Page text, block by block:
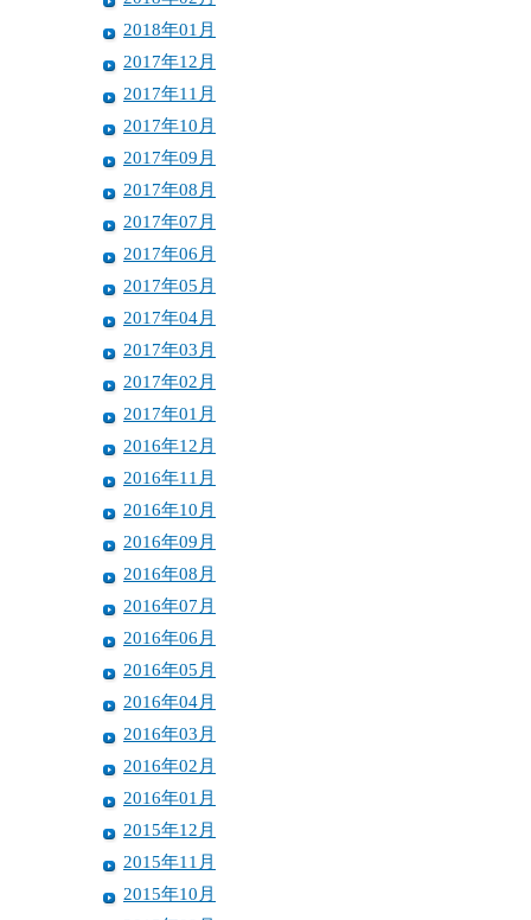
2018年01月
2017年12月
2017年11月
2017年10月
2017年09月
2017年08月
2017年07月
2017年06月
2017年05月
2017年04月
2017年03月
2017年02月
2017年01月
2016年12月
2016年11月
2016年10月
2016年09月
2016年08月
2016年07月
2016年06月
2016年05月
2016年04月
2016年03月
2016年02月
2016年01月
2015年12月
2015年11月
2015年10月